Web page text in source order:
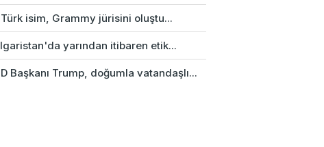
isim, Grammy jürisini oluştu...
yarından itibaren etik...
Başkanı Trump, doğumla vatandaşlı...